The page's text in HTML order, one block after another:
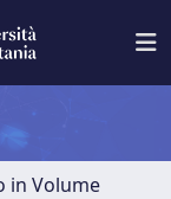
in Volume